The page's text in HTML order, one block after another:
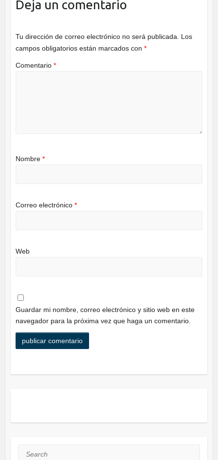
Deja un comentario
Tu dirección de correo electrónico no será publicada.
Los
campos obligatorios están marcados con *
Comentario *
Nombre *
Correo electrónico *
Web
Guardar mi nombre, correo electrónico y sitio web en este
navegador para la próxima vez que haga un comentario.
Search